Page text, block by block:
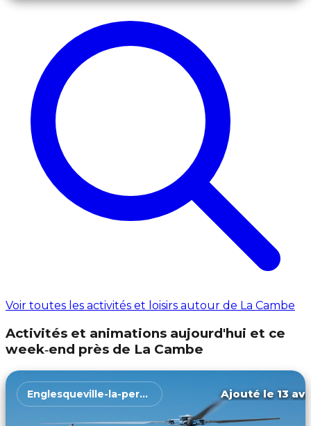
Voir toutes les activités et loisirs autour de La Cambe
Activités et animations aujourd'hui et ce
week‑end près de La Cambe
Englesqueville-la-percée Ajouté le 13